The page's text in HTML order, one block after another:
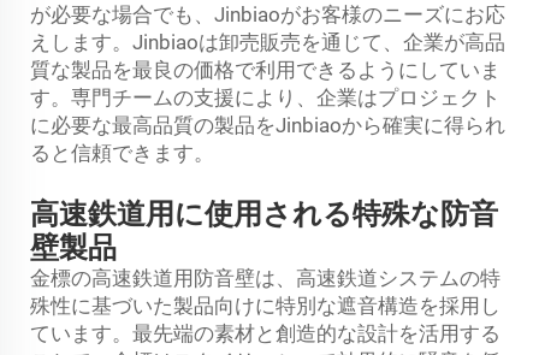
が必要な場合でも、Jinbiaoがお客様のニーズにお応
えします。Jinbiaoは卸売販売を通じて、企業が高品
質な製品を最良の価格で利用できるようにしていま
す。専門チームの支援により、企業はプロジェクト
に必要な最高品質の製品をJinbiaoから確実に得られ
ると信頼できます。
高速鉄道用に使用される特殊な防音
壁製品
金標の高速鉄道用防音壁は、高速鉄道システムの特
殊性に基づいた製品向けに特別な遮音構造を採用し
ています。最先端の素材と創造的な設計を活用する